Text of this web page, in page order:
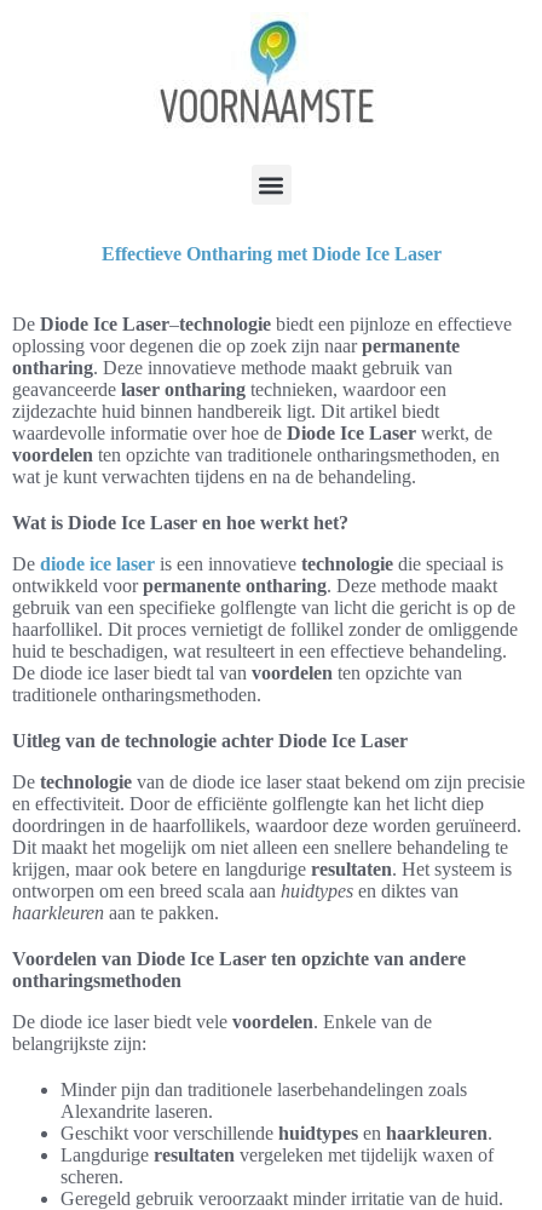
Effectieve Ontharing met Diode Ice Laser
De Diode Ice Laser–technologie biedt een pijnloze en effectieve
oplossing voor degenen die op zoek zijn naarpermanente
ontharing. Deze innovatieve methode maakt gebruik van
geavanceerde laser ontharing technieken, waardoor een
zijdezachte huid binnen handbereik ligt. Dit artikel biedt
waardevolle informatie over hoe de Diode Ice Laser werkt, de
voordelen ten opzichte van traditionele ontharingsmethoden, en
wat je kunt verwachten tijdens en na de behandeling.
Wat is Diode Ice Laser en hoe werkt het?
De diode ice laser is een innovatieve technologie die speciaal is
ontwikkeld voorpermanente ontharing. Deze methode maakt
gebruik van een specifieke golflengte van licht die gericht is op de
haarfollikel. Dit proces vernietigt de follikel zonder de omliggende
huid te beschadigen, wat resulteert in een effectieve behandeling.
De diode ice laser biedt tal van voordelen ten opzichte van
traditionele ontharingsmethoden.
Uitleg van de technologie achter Diode Ice Laser
De technologie van de diode ice laser staat bekend om zijn precisie
en effectiviteit. Door de efficiënte golflengte kan het licht diep
doordringen in de haarfollikels, waardoor deze worden geruïneerd.
Dit maakt het mogelijk om niet alleen een snellere behandeling te
krijgen, maar ook betere en langdurige resultaten. Het systeem is
ontworpen om een breed scala aan huidtypes en diktes van
haarkleuren aan te pakken.
Voordelen van Diode Ice Laser ten opzichte van andere
ontharingsmethoden
De diode ice laser biedt vele voordelen. Enkele van de
belangrijkste zijn:
Minder pijn dan traditionele laserbehandelingen zoals
Alexandrite laseren.
Geschikt voor verschillende huidtypes en haarkleuren.
Langdurige resultaten vergeleken met tijdelijk waxen of
scheren.
Geregeld gebruik veroorzaakt minder irritatie van de huid.